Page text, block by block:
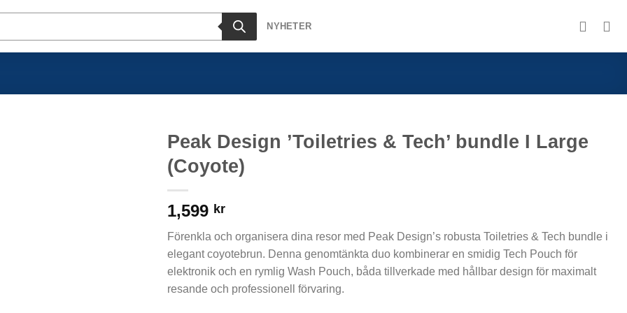
NYHETER
Peak Design ’Toiletries & Tech’ bundle I Large
(Coyote)
1,599 kr
Förenkla och organisera dina resor med Peak Design’s robusta Toiletries & Tech bundle i
elegant coyotebrun. Denna genomtänkta duo kombinerar en smidig Tech Pouch för
elektronik och en rymlig Wash Pouch, båda tillverkade med hållbar design för maximalt
resande och professionell förvaring.